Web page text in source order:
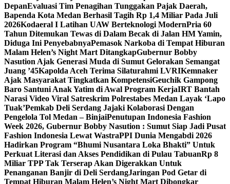
DepanEvaluasi Tim Penagihan Tunggakan Pajak Daerah,
Bapenda Kota Medan Berhasil Tagih Rp 1,4 Miliar Pada Juli
2026Kodaeral I Latihan UAW Berteknologi ModernPria 60
Tahun Ditemukan Tewas di Dalam Becak di Jalan HM Yamin,
Diduga Ini PenyebabnyaPemasok Narkoba di Tempat Hiburan
Malam Helen’s Night Mart DitangkapGubernur Bobby
Nasution Ajak Generasi Muda di Sumut Gelorakan Semangat
Juang ’45Kapolda Aceh Terima Silaturahmi LVRIKemnaker
Ajak Masyarakat Tingkatkan KompetensiGeuchik Gampong
Baro Santuni Anak Yatim di Awal Program KerjaIRT Bantah
Narasi Video Viral Satreskrim Polrestabes Medan Layak ‘Lapo
Tuak’Pemkab Deli Serdang Jajaki Kolaborasi Dengan
Pengelola Tol Medan – BinjaiPenutupan Indonesia Fashion
Week 2026, Gubernur Bobby Nasution : Sumut Siap Jadi Pusat
Fashion Indonesia Lewat WastraPPI Dunia Mengabdi 2026
Hadirkan Program “Bhumi Nusantara Loka Bhakti” Untuk
Perkuat Literasi dan Akses Pendidikan di Pulau TabuanRp 8
Miliar TPP Tak Terserap Akan Digerakkan Untuk
Penanganan Banjir di Deli SerdangJaringan Pod Getar di
Tempat Hiburan Malam Helen’s Night Mart Dibongkar